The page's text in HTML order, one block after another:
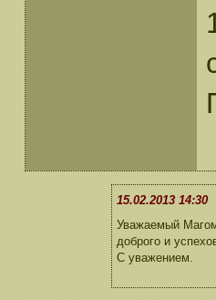
15.02.2013
Уважаемый
доброго и
С уважением.